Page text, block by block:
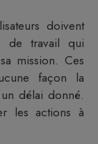
doivent
de travail qui
mission. Ces
façon la
délai donné.
les actions à